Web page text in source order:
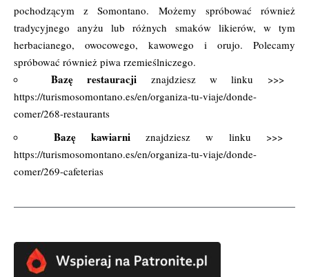
pochodzącym z Somontano. Możemy spróbować również
tradycyjnego anyżu lub różnych smaków likierów, w tym
herbacianego, owocowego, kawowego i orujo. Polecamy
spróbować również piwa rzemieślniczego.
Bazę restauracji znajdziesz w linku >>>
https://turismosomontano.es/en/organiza-tu-viaje/donde-
comer/268-restaurants
Bazę kawiarniznajdziesz w linku >>>
https://turismosomontano.es/en/organiza-tu-viaje/donde-
comer/269-cafeterias